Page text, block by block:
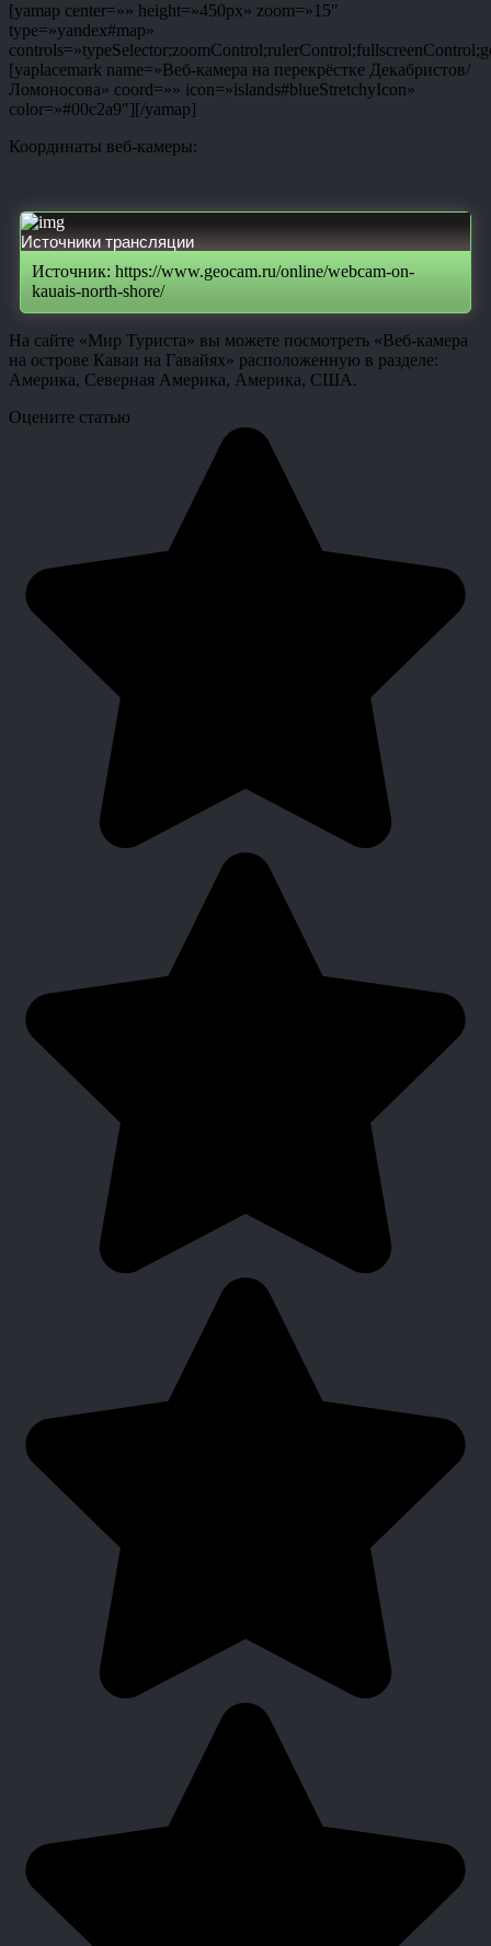
[yamap center=»» height=»450px» zoom=»15″
type=»yandex#map»
[yaplacemark name=»Веб-камера на перекрёстке Декабристов/
Ломоносова» coord=»» icon=»islands#blueStretchyIcon»
color=»#00c2a9″][/yamap]
Координаты веб-камеры:
Источники трансляции
Источник: https://www.geocam.ru/online/webcam-on-
kauais-north-shore/
На сайте «Мир Туриста» вы можете посмотреть «Веб-камера
на острове Каваи на Гавайях» расположенную в разделе:
Америка, Северная Америка, Америка, США.
Оцените статью